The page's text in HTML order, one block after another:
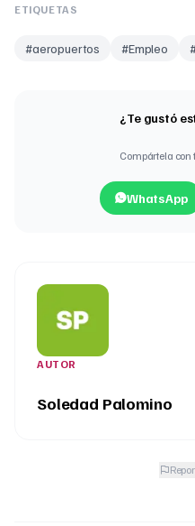
ETIQUETAS
#aeropuertos #Empleo
¿Te gustó
Compártela con
WhatsApp
AUTOR
Soledad Palomino